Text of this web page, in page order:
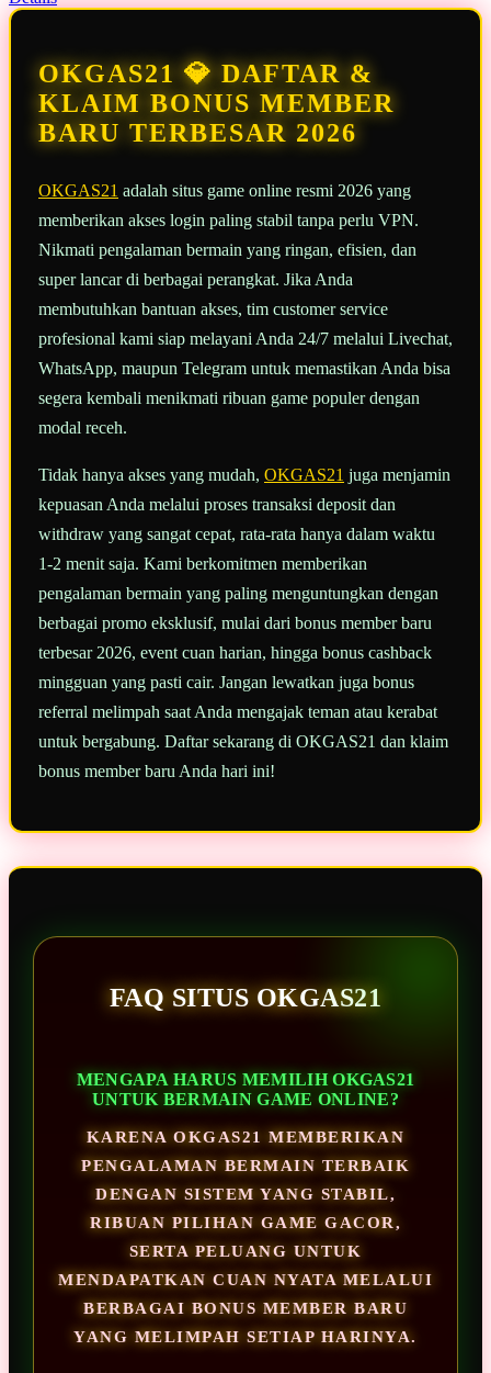
13
halaman
yang
sama.
OKGAS21 💎 DAFTAR &
KLAIM BONUS MEMBER
BARU TERBESAR 2026
OKGAS21 adalah situs game online resmi 2026 yang
memberikan akses login paling stabil tanpa perlu VPN.
Nikmati pengalaman bermain yang ringan, efisien, dan
super lancar di berbagai perangkat. Jika Anda
membutuhkan bantuan akses, tim customer service
profesional kami siap melayani Anda 24/7 melalui Livechat,
WhatsApp, maupun Telegram untuk memastikan Anda bisa
segera kembali menikmati ribuan game populer dengan
modal receh.
Tidak hanya akses yang mudah, OKGAS21 juga menjamin
kepuasan Anda melalui proses transaksi deposit dan
withdraw yang sangat cepat, rata-rata hanya dalam waktu
1-2 menit saja. Kami berkomitmen memberikan
pengalaman bermain yang paling menguntungkan dengan
berbagai promo eksklusif, mulai dari bonus member baru
terbesar 2026, event cuan harian, hingga bonus cashback
mingguan yang pasti cair. Jangan lewatkan juga bonus
referral melimpah saat Anda mengajak teman atau kerabat
untuk bergabung. Daftar sekarang di OKGAS21 dan klaim
bonus member baru Anda hari ini!
FAQ SITUS OKGAS21
MENGAPA HARUS MEMILIH OKGAS21
UNTUK BERMAIN GAME ONLINE?
KARENA OKGAS21 MEMBERIKAN
PENGALAMAN BERMAIN TERBAIK
DENGAN SISTEM YANG STABIL,
RIBUAN PILIHAN GAME GACOR,
SERTA PELUANG UNTUK
MENDAPATKAN CUAN NYATA MELALUI
BERBAGAI BONUS MEMBER BARU
YANG MELIMPAH SETIAP HARINYA.